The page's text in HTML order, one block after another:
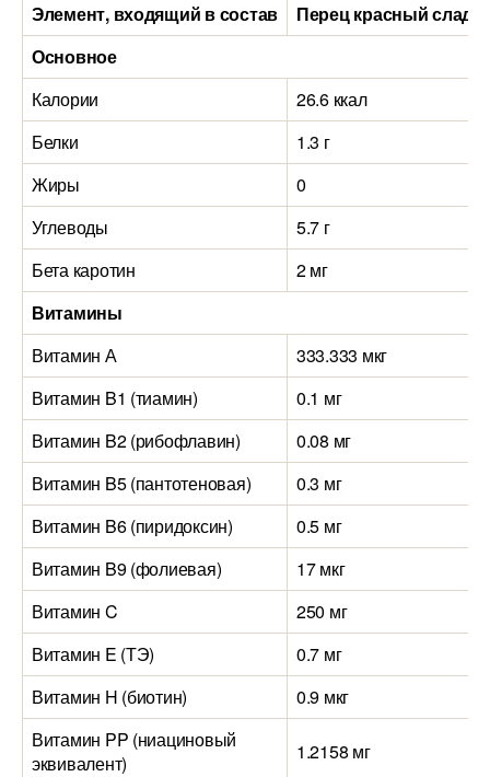
Элемент, входящий в состав
Перец красный
Основное
Калории
26.6 ккал
Белки
1.3 г
Жиры
0
Углеводы
5.7 г
Бета каротин
2 мг
Витамины
Витамин А
333.333 мкг
Витамин B1 (тиамин)
0.1 мг
Витамин B2 (рибофлавин)
0.08 мг
Витамин B5 (пантотеновая)
0.3 мг
Витамин B6 (пиридоксин)
0.5 мг
Витамин B9 (фолиевая)
17 мкг
Витамин C
250 мг
Витамин E (ТЭ)
0.7 мг
Витамин H (биотин)
0.9 мкг
Витамин PP (ниациновый
эквивалент)
1.2158 мг